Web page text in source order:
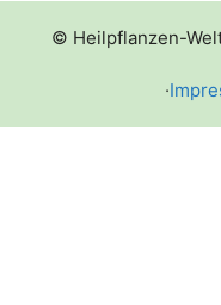
© Heilpflanzen-
·